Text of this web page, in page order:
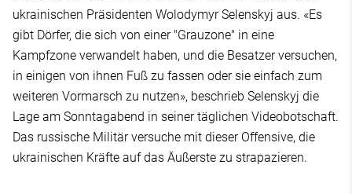
ukrainischen Präsidenten Wolodymyr Selenskyj aus. «Es
gibt Dörfer, die sich von einer "Grauzone" in eine
Kampfzone verwandelt haben, und die Besatzer versuchen,
in einigen von ihnen Fuß zu fassen oder sie einfach zum
weiteren Vormarsch zu nutzen», beschrieb Selenskyj die
Lage am Sonntagabend in seiner täglichen Videobotschaft.
Das russische Militär versuche mit dieser Offensive, die
ukrainischen Kräfte auf das Äußerste zu strapazieren.